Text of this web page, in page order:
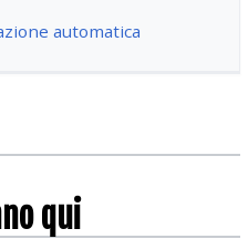
automatica
qui